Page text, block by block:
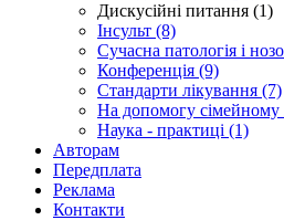
Дискусійні питання (1)
Інсульт (8)
Сучасна патологія і
Конференція (9)
Стандарти лікування (7)
На допомогу сімейному
Наука - практиці (1)
Авторам
Передплата
Реклама
Контакти